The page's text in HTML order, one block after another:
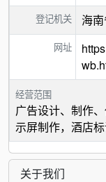
登记机关 海
网址
经营范围
广告设计、制作
示屏制作，酒店标
关于我们